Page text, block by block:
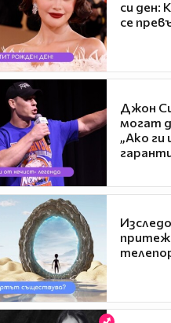
си ден:
се
Джон
могат
„Ако